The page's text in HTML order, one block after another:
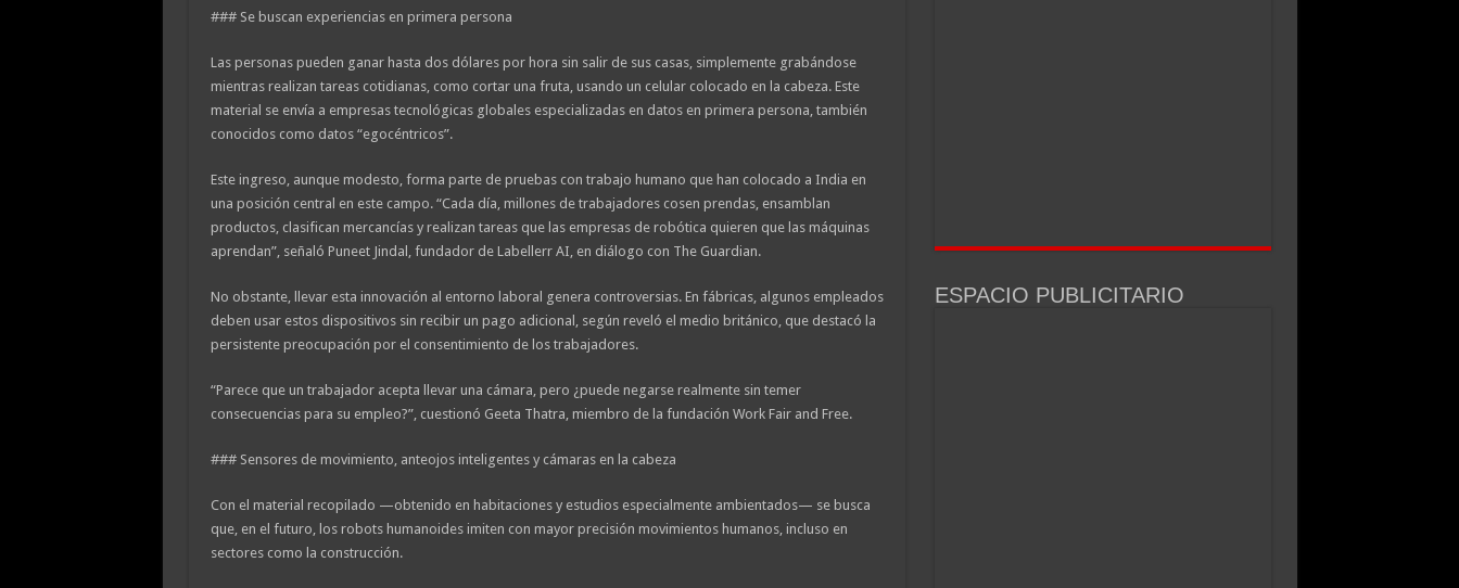
### Se buscan experiencias en primera persona
Las personas pueden ganar hasta dos dólares por hora sin salir de sus casas, simplemente grabándose
mientras realizan tareas cotidianas, como cortar una fruta, usando un celular colocado en la cabeza. Este
material se envía a empresas tecnológicas globales especializadas en datos en primera persona, también
conocidos como datos “egocéntricos”.
Este ingreso, aunque modesto, forma parte de pruebas con trabajo humano que han colocado a India en
una posición central en este campo. “Cada día, millones de trabajadores cosen prendas, ensamblan
productos, clasifican mercancías y realizan tareas que las empresas de robótica quieren que las máquinas
aprendan”, señaló Puneet Jindal, fundador de Labellerr AI, en diálogo con The Guardian.
No obstante, llevar esta innovación al entorno laboral genera controversias. En fábricas, algunos empleados
deben usar estos dispositivos sin recibir un pago adicional, según reveló el medio británico, que destacó la
persistente preocupación por el consentimiento de los trabajadores.
“Parece que un trabajador acepta llevar una cámara, pero ¿puede negarse realmente sin temer
consecuencias para su empleo?”, cuestionó Geeta Thatra, miembro de la fundación Work Fair and Free.
### Sensores de movimiento, anteojos inteligentes y cámaras en la cabeza
Con el material recopilado —obtenido en habitaciones y estudios especialmente ambientados— se busca
que, en el futuro, los robots humanoides imiten con mayor precisión movimientos humanos, incluso en
sectores como la construcción.
ESPACIO PUBLICITARIO